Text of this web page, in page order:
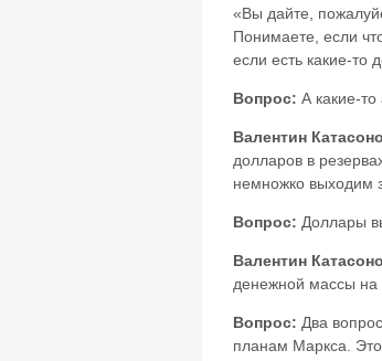
«Вы дайте,
Понимаете, если
если есть какие-то
Вопрос: А какие-
Валентин
долларов в
немножко выходим
Вопрос: Доллары
Валентин
денежной массы на
Вопрос: Два
планам Маркса.